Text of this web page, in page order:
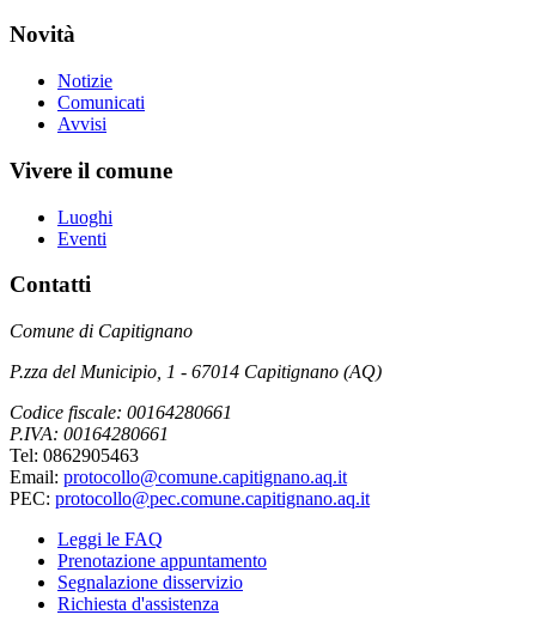
Novità
Notizie
Comunicati
Avvisi
Vivere il comune
Luoghi
Eventi
Contatti
Comune di Capitignano
P.zza del Municipio, 1 - 67014 Capitignano (AQ)
Codice fiscale: 00164280661
P.IVA: 00164280661
Tel: 0862905463
Email: protocollo@comune.capitignano.aq.it
PEC: protocollo@pec.comune.capitignano.aq.it
Leggi le FAQ
Prenotazione appuntamento
Segnalazione disservizio
Richiesta d'assistenza